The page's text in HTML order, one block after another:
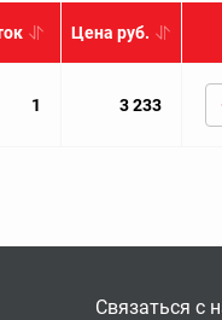
Цена руб.
1 3 233
Связаться с